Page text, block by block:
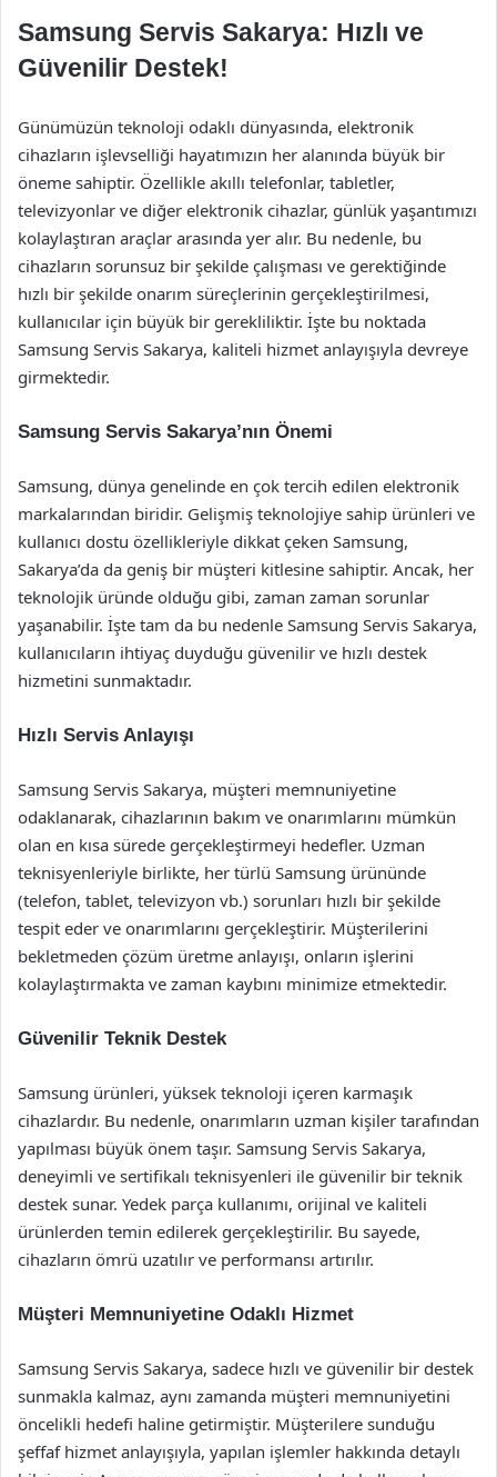
Samsung Servis Sakarya: Hızlı ve
Güvenilir Destek!
Günümüzün teknoloji odaklı dünyasında, elektronik
cihazların işlevselliği hayatımızın her alanında büyük bir
öneme sahiptir. Özellikle akıllı telefonlar, tabletler,
televizyonlar ve diğer elektronik cihazlar, günlük yaşantımızı
kolaylaştıran araçlar arasında yer alır. Bu nedenle, bu
cihazların sorunsuz bir şekilde çalışması ve gerektiğinde
hızlı bir şekilde onarım süreçlerinin gerçekleştirilmesi,
kullanıcılar için büyük bir gerekliliktir. İşte bu noktada
Samsung Servis Sakarya, kaliteli hizmet anlayışıyla devreye
girmektedir.
Samsung Servis Sakarya’nın Önemi
Samsung, dünya genelinde en çok tercih edilen elektronik
markalarından biridir. Gelişmiş teknolojiye sahip ürünleri ve
kullanıcı dostu özellikleriyle dikkat çeken Samsung,
Sakarya’da da geniş bir müşteri kitlesine sahiptir. Ancak, her
teknolojik üründe olduğu gibi, zaman zaman sorunlar
yaşanabilir. İşte tam da bu nedenle Samsung Servis Sakarya,
kullanıcıların ihtiyaç duyduğu güvenilir ve hızlı destek
hizmetini sunmaktadır.
Hızlı Servis Anlayışı
Samsung Servis Sakarya, müşteri memnuniyetine
odaklanarak, cihazlarının bakım ve onarımlarını mümkün
olan en kısa sürede gerçekleştirmeyi hedefler. Uzman
teknisyenleriyle birlikte, her türlü Samsung ürününde
(telefon, tablet, televizyon vb.) sorunları hızlı bir şekilde
tespit eder ve onarımlarını gerçekleştirir. Müşterilerini
bekletmeden çözüm üretme anlayışı, onların işlerini
kolaylaştırmakta ve zaman kaybını minimize etmektedir.
Güvenilir Teknik Destek
Samsung ürünleri, yüksek teknoloji içeren karmaşık
cihazlardır. Bu nedenle, onarımların uzman kişiler tarafından
yapılması büyük önem taşır. Samsung Servis Sakarya,
deneyimli ve sertifikalı teknisyenleri ile güvenilir bir teknik
destek sunar. Yedek parça kullanımı, orijinal ve kaliteli
ürünlerden temin edilerek gerçekleştirilir. Bu sayede,
cihazların ömrü uzatılır ve performansı artırılır.
Müşteri Memnuniyetine Odaklı Hizmet
Samsung Servis Sakarya, sadece hızlı ve güvenilir bir destek
sunmakla kalmaz, aynı zamanda müşteri memnuniyetini
öncelikli hedefi haline getirmiştir. Müşterilere sunduğu
şeffaf hizmet anlayışıyla, yapılan işlemler hakkında detaylı